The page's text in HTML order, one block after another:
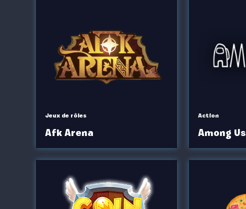
Jeux de rôles
Afk Arena
Action
Among Us